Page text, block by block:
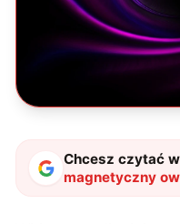
Chcesz czytać
magnetyczny
Naukowcy mają